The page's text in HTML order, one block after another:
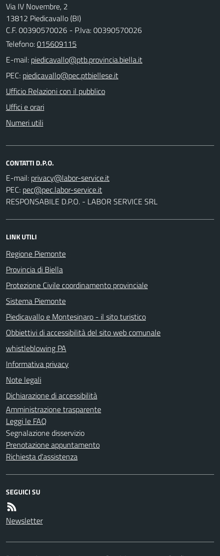
Via IV Novembre, 2
13812 Piedicavallo (BI)
C.F. 00390570026 - P.Iva: 00390570026
Telefono:015609115
E-mail:
PEC:
Ufficio Relazioni con il pubblico
Uffici e orari
Numeri utili
CONTATTI D.P.O.
E-mail:
PEC:
RESPONSABILE D.P.O. - LABOR SERVICE SRL
LINK UTILI
Regione Piemonte
Provincia di Biella
Protezione Civile coordinamento provinciale
Sistema Piemonte
Piedicavallo e Montesinaro - il sito turistico
Obbiettivi di accessibilità del sito web comunale
whistleblowing PA
Informativa privacy
Note legali
Dichiarazione di accessibilità
Amministrazione trasparente
Leggi le FAQ
Segnalazione disservizio
Prenotazione appuntamento
Richiesta d'assistenza
SEGUICI SU
Newsletter